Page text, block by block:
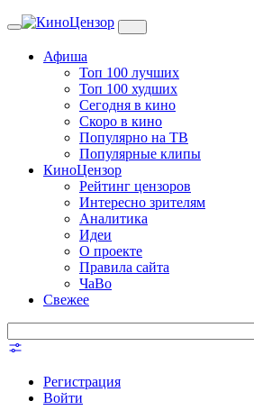
Toggle
Афиша
Топ 100 лучших
Топ 100 худших
Сегодня в кино
Скоро в кино
Популярно на ТВ
Популярные клипы
КиноЦензор
Рейтинг цензоров
Интересно зрителям
Аналитика
Идеи
О проекте
Правила сайта
ЧаВо
Свежее
Регистрация
Войти